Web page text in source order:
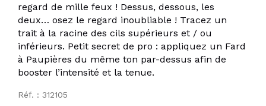
regard de mille feux ! Dessus, dessous, les
deux… osez le regard inoubliable ! Tracez un
trait à la racine des cils supérieurs et / ou
inférieurs. Petit secret de pro : appliquez un Fard
à Paupières du même ton par-dessus afin de
booster l’intensité et la tenue.
Réf. : 312105